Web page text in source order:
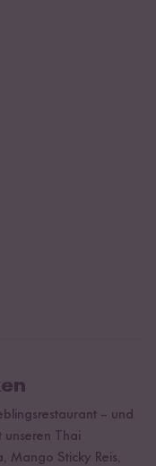
– und
Thai
Mango Sticky Reis,